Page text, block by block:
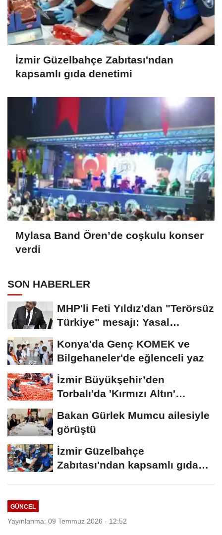
İzmir Güzelbahçe Zabıtası'ndan
kapsamlı gıda denetimi
Mylasa Band Ören’de coşkulu konser
verdi
SON HABERLER
MHP'li Feti Yıldız'dan "Terörsüz
Türkiye" mesajı: Yasal
Konya'da Genç KOMEK ve
Bilgehaneler'de eğlenceli yaz
İzmir Büyükşehir’den
Torbalı'da 'Kırmızı Altın'
Bakan Gürlek Mumcu ailesiyle
görüştü
İzmir Güzelbahçe
Zabıtası'ndan kapsamlı gıda
GÜNCEL
Yayınlanma: 09 Temmuz 2026 - 12:52